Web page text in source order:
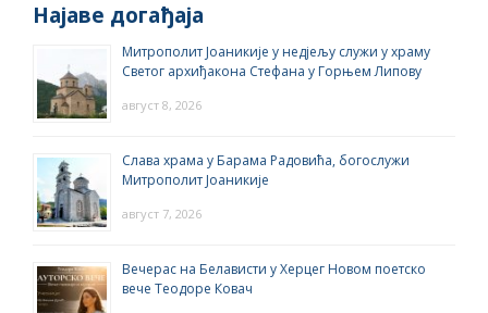
Најаве догађаја
Митрополит Јоаникије у недјељу служи у храму
Светог архиђакона Стефана у Горњем Липову
август 8, 2026
Слава храма у Барама Радовића, богослужи
Митрополит Јоаникије
август 7, 2026
Вечерас на Белависти у Херцег Новом поетско
вече Теодоре Ковач